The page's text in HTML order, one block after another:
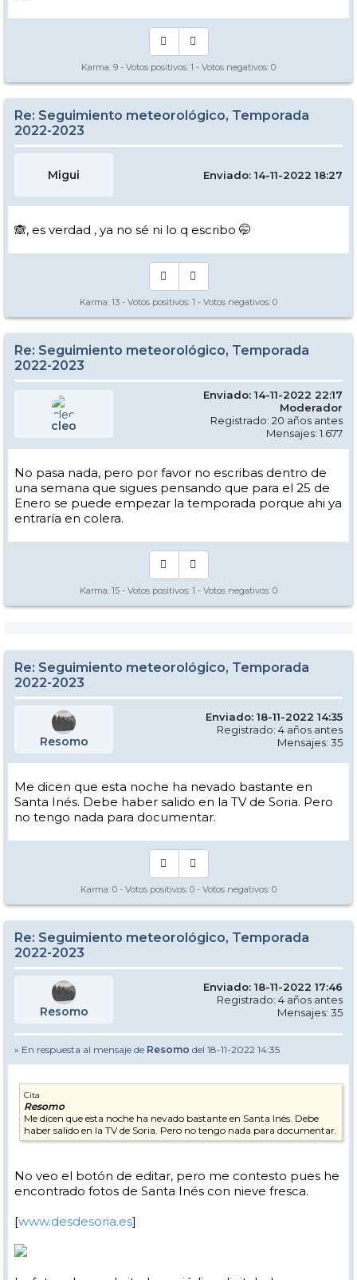
Karma: 9 - Votos positivos: 1 - Votos negativos: 0
Re: Seguimiento meteorológico, Temporada
2022-2023
Migui Enviado: 14-11-2022 18:27
🙈, es verdad , ya no sé ni lo q escribo 🤭
Karma: 13 - Votos positivos: 1 - Votos negativos: 0
Re: Seguimiento meteorológico, Temporada
2022-2023
cleo
Enviado: 14-11-2022 22:17
Moderador
Registrado: 20 años antes
Mensajes: 1.677
No pasa nada, pero por favor no escribas dentro de
una semana que sigues pensando que para el 25 de
Enero se puede empezar la temporada porque ahi ya
entraría en colera.
Karma: 15 - Votos positivos: 1 - Votos negativos: 0
Re: Seguimiento meteorológico, Temporada
2022-2023
Resomo
Enviado: 18-11-2022 14:35
Registrado: 4 años antes
Mensajes: 35
Me dicen que esta noche ha nevado bastante en
Santa Inés. Debe haber salido en la TV de Soria. Pero
no tengo nada para documentar.
Karma: 0 - Votos positivos: 0 - Votos negativos: 0
Re: Seguimiento meteorológico, Temporada
2022-2023
Resomo
Enviado: 18-11-2022 17:46
Registrado: 4 años antes
Mensajes: 35
» En respuesta al mensaje de Resomo del 18-11-2022 14:35
Cita
Resomo
Me dicen que esta noche ha nevado bastante en Santa Inés. Debe
haber salido en la TV de Soria. Pero no tengo nada para documentar.
No veo el botón de editar, pero me contesto pues he
encontrado fotos de Santa Inés con nieve fresca.
[www.desdesoria.es]